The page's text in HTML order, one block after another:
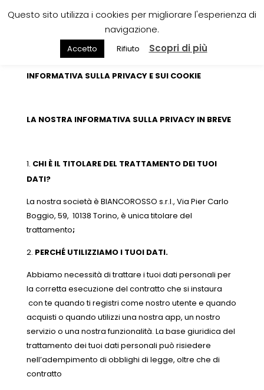
INFORMATIVA SULLA PRIVACY E SUI COOKIE
LA NOSTRA INFORMATIVA SULLA PRIVACY IN BREVE
CHI È IL TITOLARE DEL TRATTAMENTO DEI TUOI
DATI?
La nostra società è BIANCOROSSO s.r.l., Via Pier Carlo
Boggio, 59, 10138 Torino, è unica titolare del
trattamento;
PERCHÉ UTILIZZIAMO I TUOI DATI.
Abbiamo necessità di trattare i tuoi dati personali per
la corretta esecuzione del contratto che si instaura
con te quando ti registri come nostro utente e quando
acquisti o quando utilizzi una nostra app, un nostro
servizio o una nostra funzionalità. La base giuridica del
trattamento dei tuoi dati personali può risiedere
nell’adempimento di obblighi di legge, oltre che di
contratto
Questo sito utilizza i cookies per migliorare l'esperienza di
navigazione.
Accetto Rifiuto Scopri di più